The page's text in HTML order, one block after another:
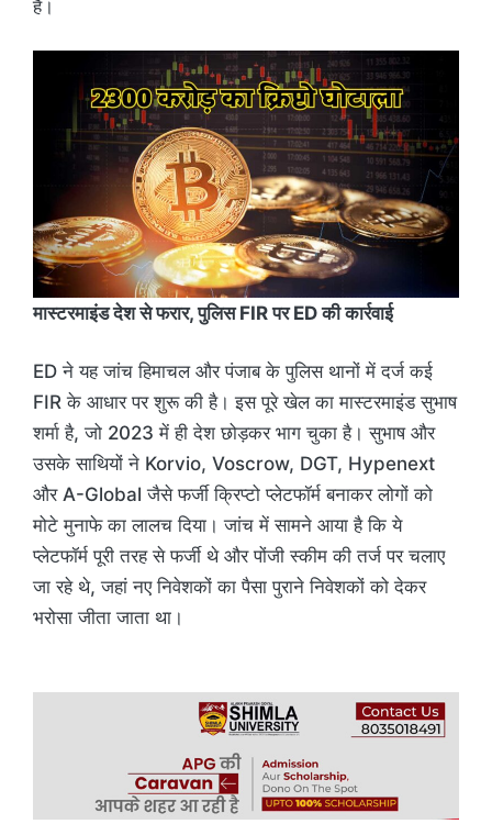
है।
मास्टरमाइंड देश से फरार, पुलिस FIR पर ED की कार्रवाई
ED ने यह जांच हिमाचल और पंजाब के पुलिस थानों में दर्ज कई
FIR के आधार पर शुरू की है। इस पूरे खेल का मास्टरमाइंड सुभाष
शर्मा है, जो 2023 में ही देश छोड़कर भाग चुका है। सुभाष और
उसके साथियों ने Korvio, Voscrow, DGT, Hypenext
और A-Global जैसे फर्जी क्रिप्टो प्लेटफॉर्म बनाकर लोगों को
मोटे मुनाफे का लालच दिया। जांच में सामने आया है कि ये
प्लेटफॉर्म पूरी तरह से फर्जी थे और पोंजी स्कीम की तर्ज पर चलाए
जा रहे थे, जहां नए निवेशकों का पैसा पुराने निवेशकों को देकर
भरोसा जीता जाता था।